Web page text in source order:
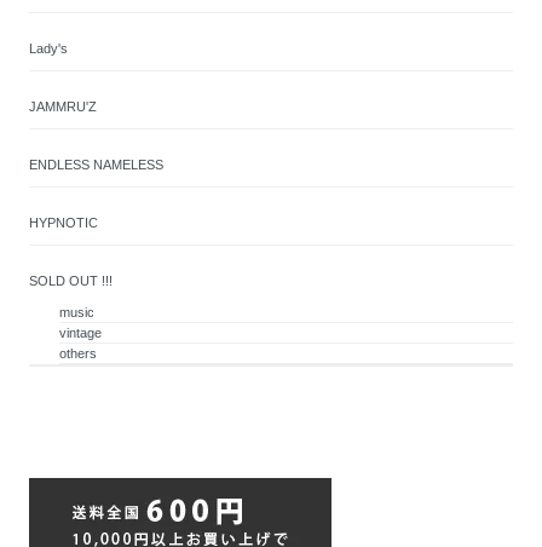
Lady's
JAMMRU'Z
ENDLESS NAMELESS
HYPNOTIC
SOLD OUT !!!
music
vintage
others